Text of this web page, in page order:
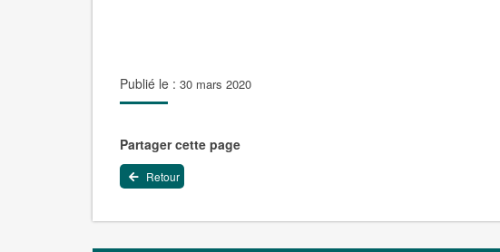
Publié le : 30 mars 2020
Partager cette page
Retour